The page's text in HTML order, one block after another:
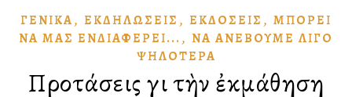
ΓΕΝΙΚΆ, ἘΚΔΗΛΏΣΕΙΣ , ἘΚΔΌΣΕΙΣ , ΜΠΟΡΕΙ͂
ΝᾺ ΜΑ͂Σ ἘΝΔΙΑΦΈΡΕΙ... , ΝᾺ ἈΝΕΒΟΥ͂ΜΕ ΛΊΓΟ
ΨΗΛΌΤΕΡΑ
Προτάσεις γιὰ τὴν ἐκμάθηση